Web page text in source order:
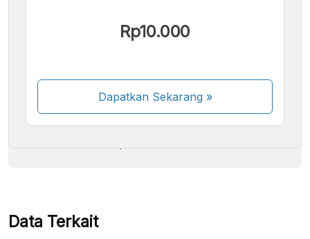
Rp10.000
Dapatkan Sekarang»
Kami menerima pembayaran berikut:
Beberapa metode pembayaran masih dalam
Data Terkait